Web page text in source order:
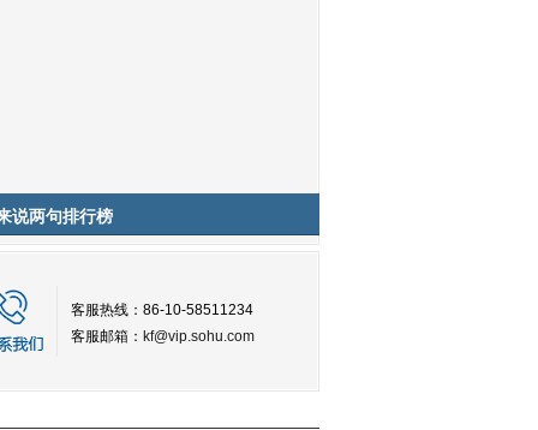
说两句排行榜
客服热线：86-10-58511234
客服邮箱： kf@vip.sohu.com